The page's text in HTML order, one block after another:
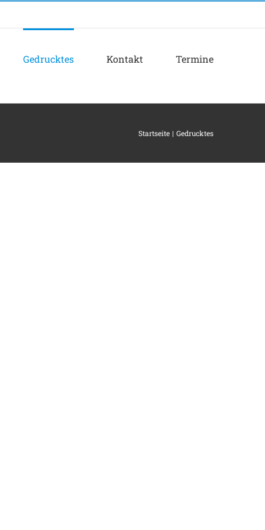
Gedrucktes Kontakt Termine
Startseite Gedrucktes